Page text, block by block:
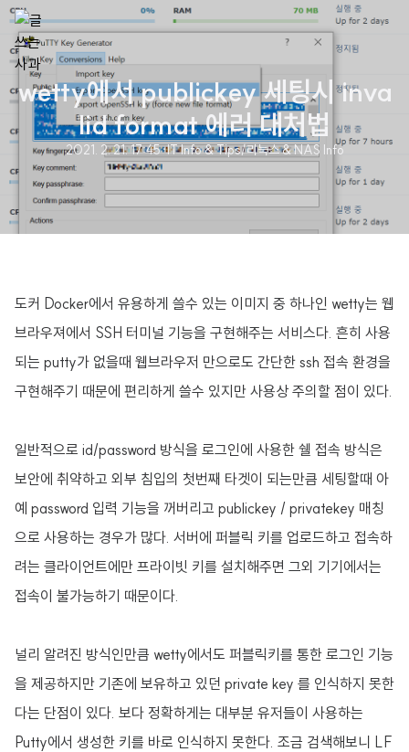
wetty에서 publickey 세팅시 inva
lid format 에러 대처법
2021. 2. 21. 17:45·IT Info & Tips/리눅스 & NAS Info
도커 Docker에서 유용하게 쓸수 있는 이미지 중 하나인 wetty는 웹
브라우져에서 SSH 터미널 기능을 구현해주는 서비스다. 흔히 사용
되는 putty가 없을때 웹브라우저 만으로도 간단한 ssh 접속 환경을
구현해주기 때문에 편리하게 쓸수 있지만 사용상 주의할 점이 있다.
일반적으로 id/password 방식을 로그인에 사용한 쉘 접속 방식은
보안에 취약하고 외부 침입의 첫번째 타겟이 되는만큼 세팅할때 아
예 password 입력 기능을 꺼버리고 publickey / privatekey 매칭
으로 사용하는 경우가 많다. 서버에 퍼블릭 키를 업로드하고 접속하
려는 클라이언트에만 프라이빗 키를 설치해주면 그외 기기에서는
접속이 불가능하기 때문이다.
널리 알려진 방식인만큼 wetty에서도 퍼블릭키를 통한 로그인 기능
을 제공하지만 기존에 보유하고 있던 private key 를 인식하지 못한
다는 단점이 있다. 보다 정확하게는 대부분 유저들이 사용하는
Putty에서 생성한 키를 바로 인식하지 못한다. 조금 검색해보니 LF